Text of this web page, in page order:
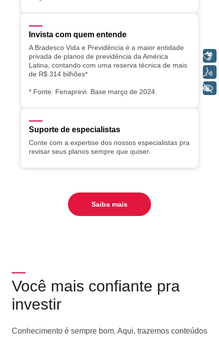
Invista com quem entende
A Bradesco Vida e Previdência é a maior entidade
privada de planos de previdência da América
Latina, contando com uma reserva técnica de mais
de R$ 314 bilhões*
* Fonte: Fenaprevi. Base março de 2024.
Suporte de especialistas
Conte com a expertise dos nossos especialistas pra
revisar seus planos sempre que quiser.
Saiba mais
Você mais confiante pra
investir
Conhecimento é sempre bom. Aqui, trazemos conteúdos
Libras
+ Acessibilidade